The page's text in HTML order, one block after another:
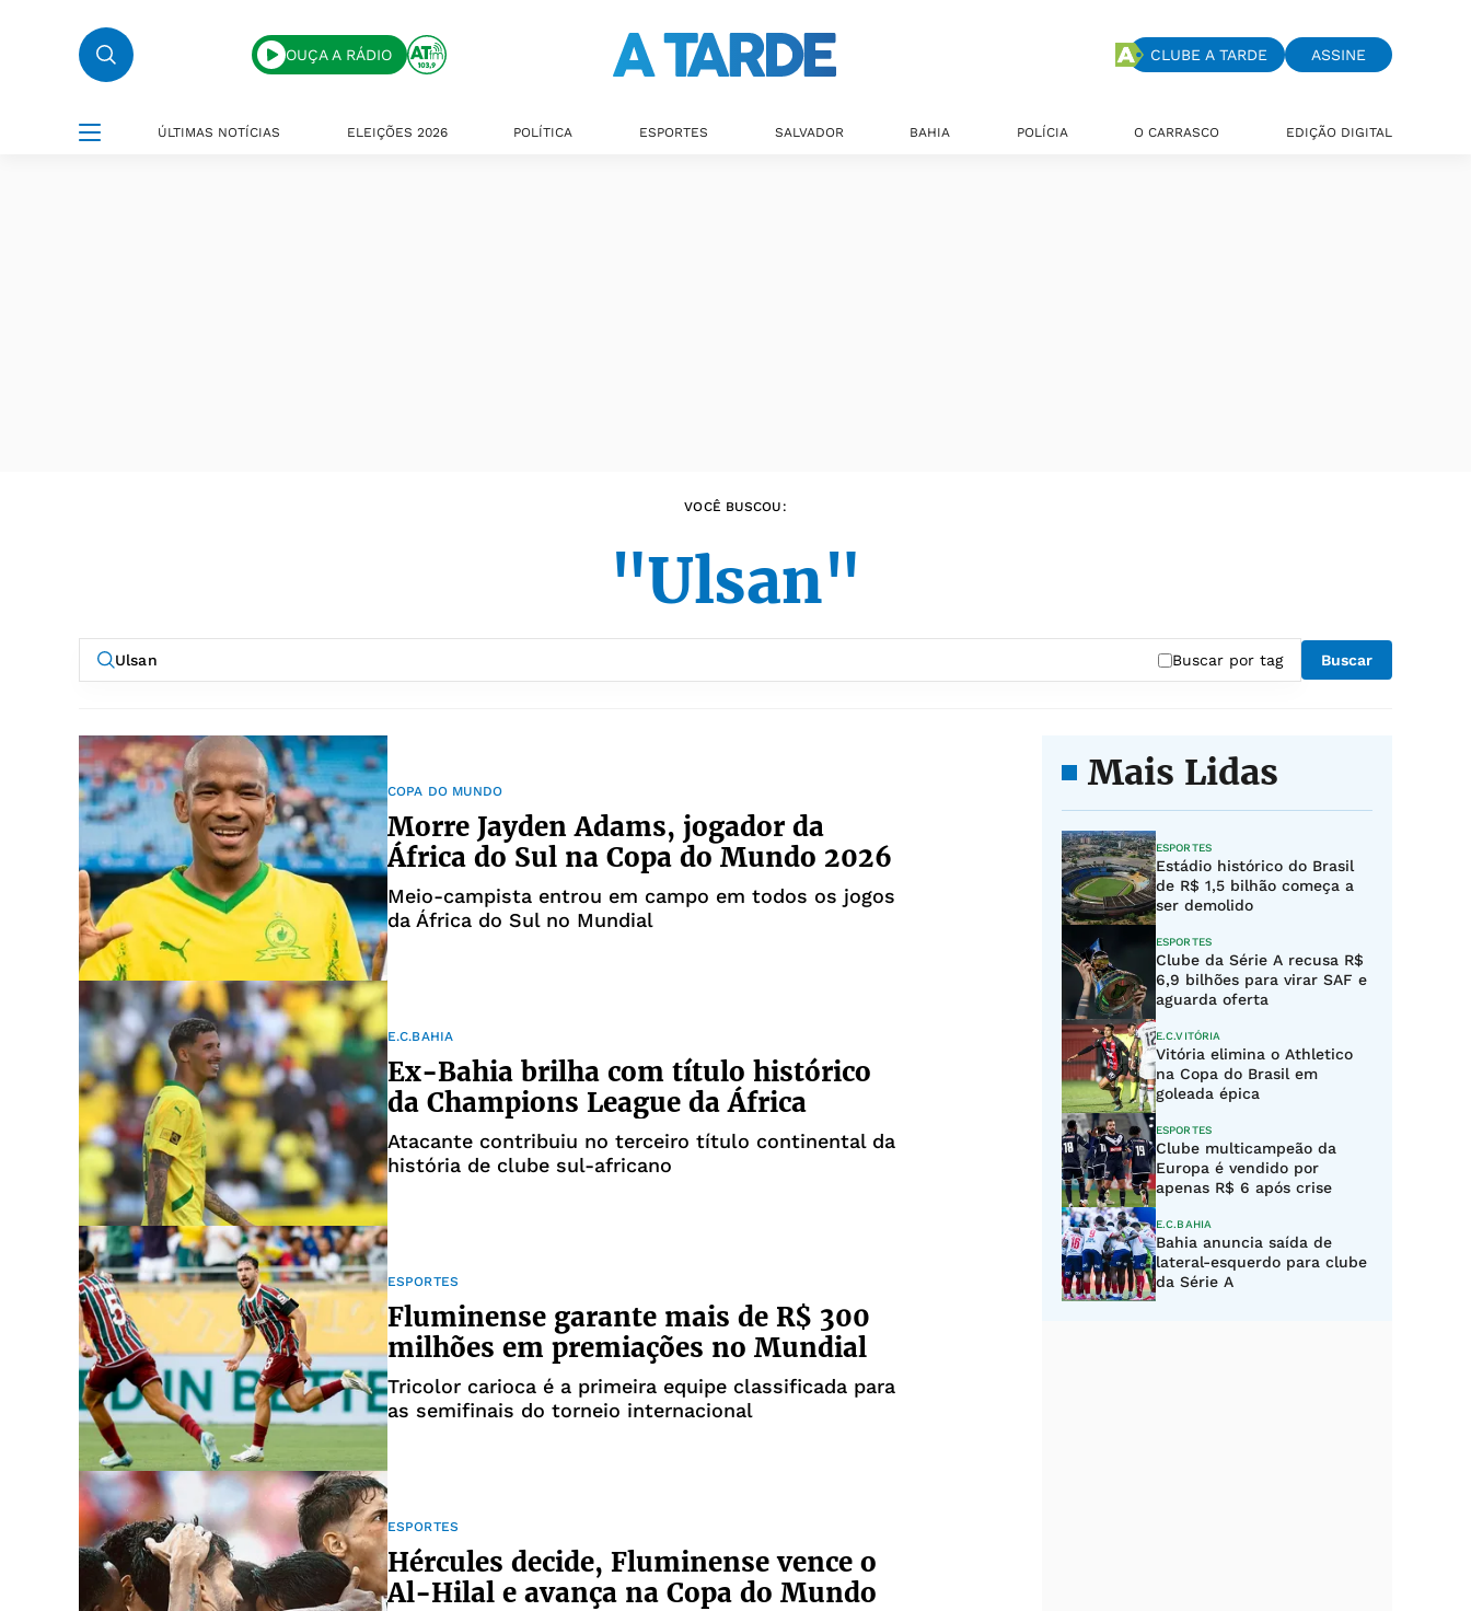
OUÇA A RÁDIO CLUBE A TARDE ASSINE
ÚLTIMAS NOTÍCIAS ELEIÇÕES 2026 POLÍTICA ESPORTES SALVADOR BAHIA POLÍCIA O CARRASCO EDIÇÃO DIGITAL
VOCÊ BUSCOU:
"Ulsan"
Buscar por tag Buscar
COPA DO MUNDO
Morre Jayden Adams, jogador da
África do Sul na Copa do Mundo 2026
Meio-campista entrou em campo em todos os jogos
da África do Sul no Mundial
E.C.BAHIA
Ex-Bahia brilha com título histórico
da Champions League da África
Atacante contribuiu no terceiro título continental da
história de clube sul-africano
ESPORTES
Fluminense garante mais de R$ 300
milhões em premiações no Mundial
Tricolor carioca é a primeira equipe classificada para
as semifinais do torneio internacional
ESPORTES
Hércules decide, Fluminense vence o
Al-Hilal e avança na Copa do Mundo
Mais Lidas
ESPORTES
Estádio histórico do Brasil
de R$ 1,5 bilhão começa a
ser demolido
ESPORTES
Clube da Série A recusa R$
6,9 bilhões para virar SAF e
aguarda oferta
E.C.VITÓRIA
Vitória elimina o Athletico
na Copa do Brasil em
goleada épica
ESPORTES
Clube multicampeão da
Europa é vendido por
apenas R$ 6 após crise
E.C.BAHIA
Bahia anuncia saída de
lateral-esquerdo para clube
da Série A